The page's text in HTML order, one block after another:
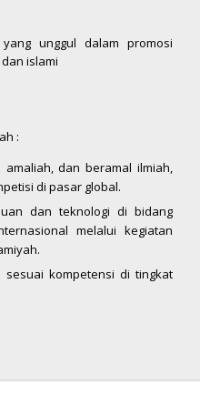
unggul dalam promosi
islami
:
dan beramal ilmiah,
di pasar global.
dan teknologi di bidang
melalui kegiatan
kompetensi di tingkat